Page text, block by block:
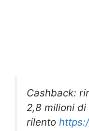
2,8 milioni di
rilento